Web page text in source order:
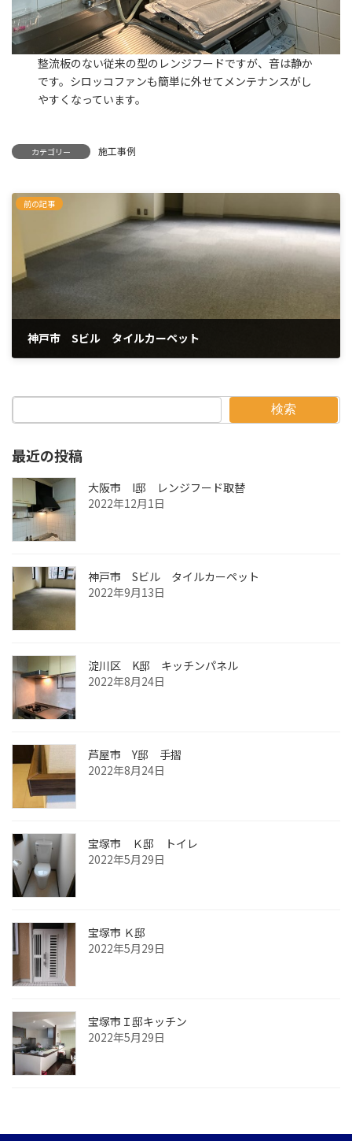
整流板のない従来の型のレンジフードですが、音は静か
です。シロッコファンも簡単に外せてメンテナンスがし
やすくなっています。
カテゴリー 施工事例
前の記事
神戸市 Sビル タイルカーペット
検索
最近の投稿
大阪市 I邸 レンジフード取替
2022年12月1日
神戸市 Sビル タイルカーペット
2022年9月13日
淀川区 K邸 キッチンパネル
2022年8月24日
芦屋市 Y邸 手摺
2022年8月24日
宝塚市 Ｋ邸 トイレ
2022年5月29日
宝塚市 Ｋ邸
2022年5月29日
宝塚市Ｉ邸キッチン
2022年5月29日